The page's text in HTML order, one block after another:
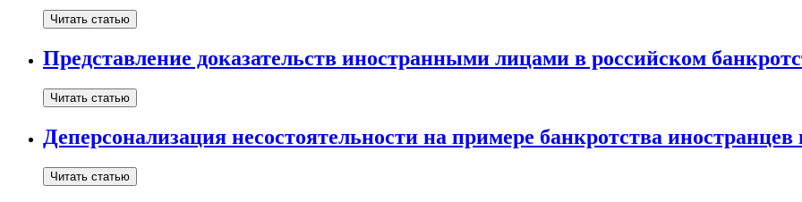
Читать статью
Представление доказательств иностранными лицами в российском
Читать статью
Деперсонализация несостоятельности на примере банкротства
Читать статью